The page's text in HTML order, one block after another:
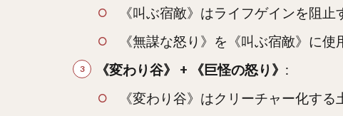
《叫ぶ宿敵》はライフゲインを阻
《無謀な怒り》を《叫ぶ宿敵》に
《変わり谷》 + 《巨怪の怒り》 :
《変わり谷》はクリーチャー化す